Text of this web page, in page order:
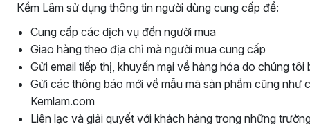
Kềm Lâm sử dụng thông tin người dùng cung cấp để:
Cung cấp các dịch vụ đến người mua
Giao hàng theo địa chỉ mà người mua cung cấp
Gửi email tiếp thị, khuyến mại về hàng hóa do chúng tôi
Gửi các thông báo mới về mẫu mã sản phẩm cũng
Kemlam.com
Liên lạc và giải quyết với khách hàng trong những